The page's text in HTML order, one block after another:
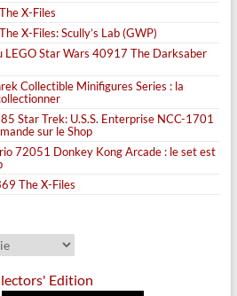
X-Files
X-Files: Scully’s Lab (GWP)
LEGO Star Wars 40917 The Darksaber
Collectible Minifigures Series : la
Star Trek: U.S.S. Enterprise NCC-1701
sur le Shop
72051 Donkey Kong Arcade : le set est
The X-Files